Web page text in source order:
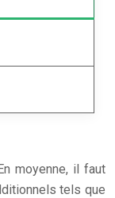
moyenne, il faut
tels que